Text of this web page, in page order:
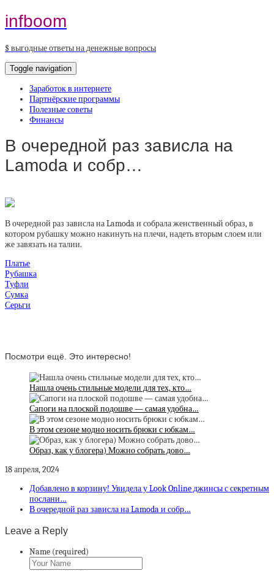
infboom
$ выгодные ответы на денежные вопросы
Toggle navigation
Заработок в интернете
Партнёрские программы
Полезные советы
Финансы
В очередной раз зависла на
Lamoda и собр…
В очередной раз зависла на Lamoda и собрала женственный образ, в
котором рубашку можно накинуть на плечи, надеть вторым слоем или
же завязать на талии.
Платье
Рубашка
Туфли
Сумка
Серьги
Посмотри ещё. Это интересно!
Нашла очень стильные модели для тех, кто…
Сапоги на плоской подошве — самая удобна…
В этом сезоне модно носить брюки с юбкам…
Образ, как у блогера) Можно собрать дово…
18 апреля, 2024
Добавлено в корзину! Увидела у Look Online джинсы с секретным
послани…
В очередной раз зависла на Lamoda и собр…
Leave a Reply
Name (required)